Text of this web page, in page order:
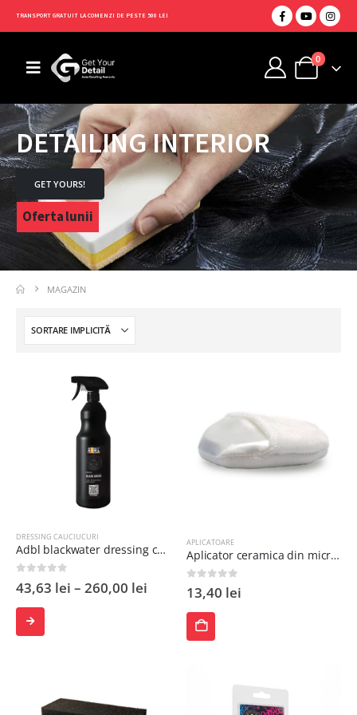
TRANSPORT GRATUIT LA COMENZI DE PESTE 500 LEI
0
DETAILING INTERIOR
GET YOURS!
Oferta lunii
MAGAZIN
DRESSING CAUCIUCURI
Adbl blackwater dressing cauciuc
out of 5
43,63 lei – 260,00 lei
APLICATOARE
Aplicator ceramica din microfibra AP2
out of 5
13,40 lei